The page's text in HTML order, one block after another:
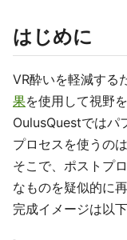
はじめに
VR酔いを軽減する
果を使用して視野
OulusQuestではパ
プロセスを使うの
そこで、ポストプ
なものを疑似的に
完成イメージは以